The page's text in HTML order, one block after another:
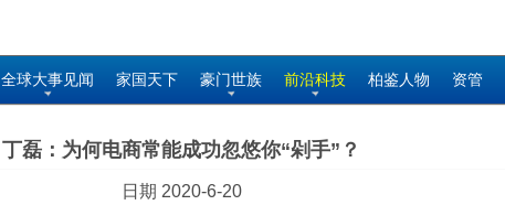
全球大事见闻 家国天下 豪门世族 前沿科技 柏鉴人物 资管
丁磊：为何电商常能成功忽悠你“剁手”？
日期 2020-6-20